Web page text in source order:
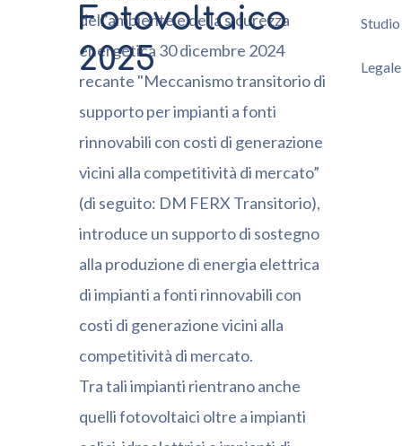
Studio
Legale
Fotovoltaico
2025
dell’ambiente e della sicurezza
energetica 30 dicembre 2024
recante "Meccanismo transitorio di
supporto per impianti a fonti
rinnovabili con costi di generazione
vicini alla competitività di mercato”
(di seguito: DM FERX Transitorio),
introduce un supporto di sostegno
alla produzione di energia elettrica
di impianti a fonti rinnovabili con
costi di generazione vicini alla
competitività di mercato.
Tra tali impianti rientrano anche
quelli fotovoltaici oltre a impianti